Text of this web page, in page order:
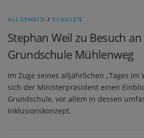
ALLGEMEIN /SCHULEN
Stephan Weil zu Besuch
Grundschule Mühlenweg
Im Zuge seines alljährlichen „Tages im
sich der Ministerpräsident einen
Grundschule, vor allem in dessen
Inklusionskonzept.